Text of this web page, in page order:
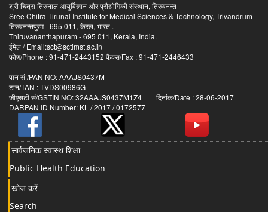
श्री चित्रा तिरुनाल आयुर्विज्ञान और प्रौद्योगिकी संस्थान, तिरुवनन्त
Sree Chitra Tirunal Institute for Medical Sciences & Technology, Trivandrum
तिरुवनन्तपुरम - 695 011, केरल, भारत .
Thiruvananthapuram - 695 011, Kerala, India.
ईमेल / Email:sct@sctimst.ac.in
फोण/Phone : 91-471-2443152 फैक्स/Fax : 91-471-2446433
पान सं /PAN NO: AAAJS0437M
टान/TAN : TVDS00986G
जीएसटी सं/GSTIN NO: 32AAAJS0437M1Z4 दिनांक/Date : 28-06-2017
DARPAN ID Number: KL / 2017 / 0172577
सार्वजनिक स्वास्थ शिक्षा
Public Health Education
खोज करें
Search